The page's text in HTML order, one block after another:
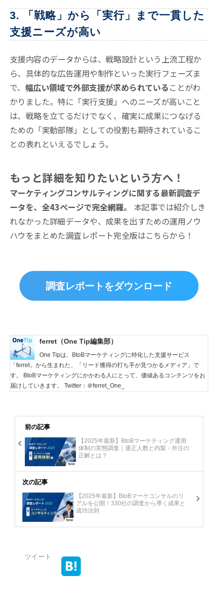
3. 「戦略」から「実行」まで一貫した
支援ニーズが高い
支援内容のデータからは、戦略設計という上流工程か
ら、具体的な広告運用や制作といった実行フェーズま
で、 幅広い領域で外部支援が求められている ことがわ
かりました。特に「実行支援」へのニーズが高いこと
は、戦略を立てるだけでなく、確実に成果につなげる
ための「実動部隊」としての役割も期待されているこ
との表れといえるでしょう。
もっと詳細を知りたいという方へ！
マーケティングコンサルティングに関する最新調査デ
ータを、全43ページで完全網羅。
本記事では紹介しき
れなかった詳細データや、成果を出すための運用ノウ
ハウをまとめた調査レポート完全版はこちらから！
調査レポートをダウンロード
ferret（One Tip編集部）
One Tipは、BtoBマーケティングに特化した支援サービス
「ferret」から生まれた、「リード獲得の打ち手が見つかるメディア」で
す。 BtoBマーケティングにかかわる人にとって、価値あるコンテンツをお
届けしていきます。 Twitter：＠ferret_One_
前の記事
【2025年最新】BtoBマーケティング運用
体制の実態調査｜適正人数と内製・外注の
正解とは？
次の記事
【2025年最新】BtoBマーケコンサルのリ
アルを公開！330社の調査から導く成果と
成功法則
ツイート